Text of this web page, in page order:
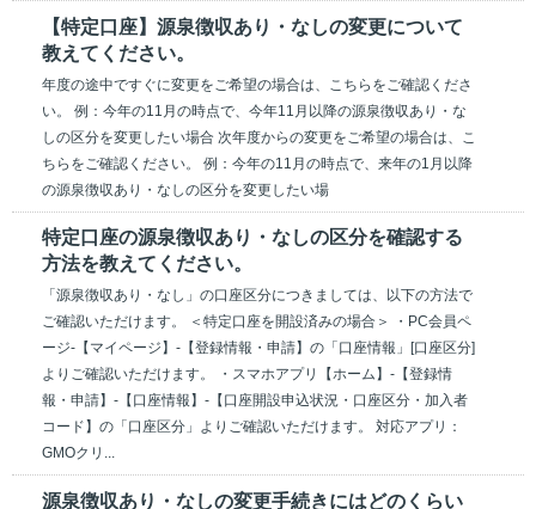
【特定口座】源泉徴収あり・なしの変更について
教えてください。
年度の途中ですぐに変更をご希望の場合は、こちらをご確認くださ
い。 例：今年の11月の時点で、今年11月以降の源泉徴収あり・な
しの区分を変更したい場合 次年度からの変更をご希望の場合は、こ
ちらをご確認ください。 例：今年の11月の時点で、来年の1月以降
の源泉徴収あり・なしの区分を変更したい場
特定口座の源泉徴収あり・なしの区分を確認する
方法を教えてください。
「源泉徴収あり・なし」の口座区分につきましては、以下の方法で
ご確認いただけます。 ＜特定口座を開設済みの場合＞ ・PC会員ペ
ージ-【マイページ】-【登録情報・申請】の「口座情報」[口座区分]
よりご確認いただけます。 ・スマホアプリ【ホーム】-【登録情
報・申請】-【口座情報】-【口座開設申込状況・口座区分・加入者
コード】の「口座区分」よりご確認いただけます。 対応アプリ：
GMOクリ...
源泉徴収あり・なしの変更手続きにはどのくらい